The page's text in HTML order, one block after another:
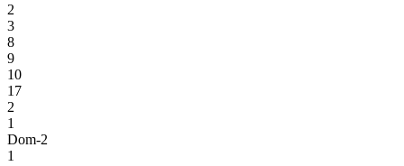
2
3
8
9
10
17
2
1
Dom-2
1